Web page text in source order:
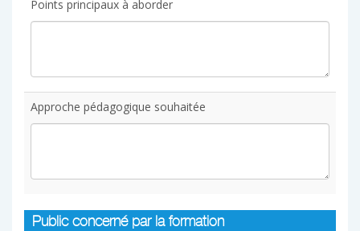
Points principaux à aborder
Approche pédagogique souhaitée
Public concerné par la formation